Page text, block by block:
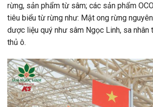
rừng, sản phẩm từ sâm; các sản phẩm
tiêu biểu từ rừng như: Mật ong rừng
dược liệu quý như sâm Ngọc Linh, sa nhân
thủ ô.